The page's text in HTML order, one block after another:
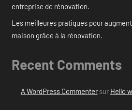
entreprise de rénovation.
Les meilleures pratiques pour
maison grâce à la rénovation.
Recent Comments
A WordPress Commentersur Hello